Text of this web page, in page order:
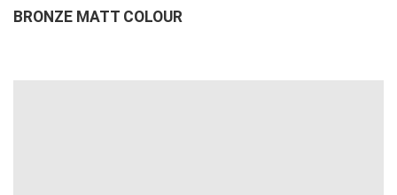
BRONZE MATT COLOUR